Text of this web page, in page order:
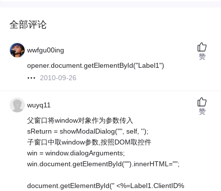
全部评论
wwfgu00ing
opener.document.getElementById("Label1")
2010-09-26
赞
wuyq11
父窗口将window对象作为参数传入
sReturn = showModalDialog("", self, '');
子窗口中取window参数,按照DOM取控件
win = window.dialogArguments;
win.document.getElementById("").innerHTML="";
document.getElementById(" <%=Label1.ClientID%
赞